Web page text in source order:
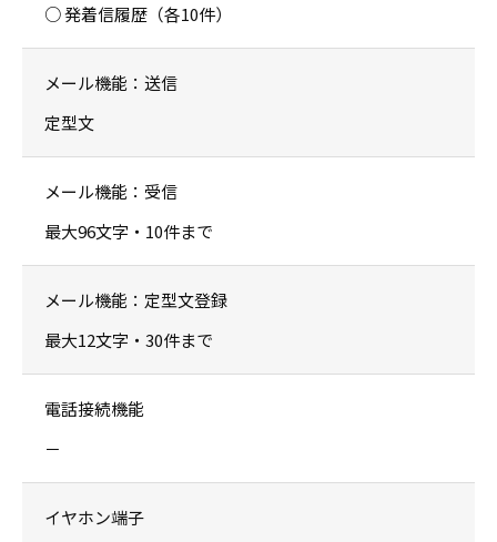
○ 発着信履歴（各10件）
メール機能：送信
定型文
メール機能：受信
最大96文字・10件まで
メール機能：定型文登録
最大12文字・30件まで
電話接続機能
－
イヤホン端子